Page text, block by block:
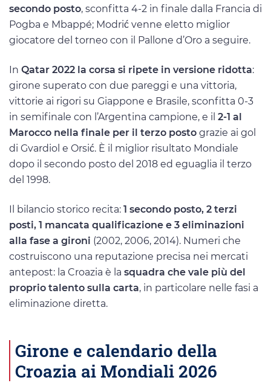
secondo posto, sconfitta 4-2 in finale dalla Francia di
Pogba e Mbappé; Modrić venne eletto miglior
giocatore del torneo con il Pallone d’Oro a seguire.
In Qatar 2022 la corsa si ripete in versione ridotta:
girone superato con due pareggi e una vittoria,
vittorie ai rigori su Giappone e Brasile, sconfitta 0-3
in semifinale con l’Argentina campione, e il 2-1 al
Marocco nella finale per il terzo posto grazie ai gol
di Gvardiol e Orsić. È il miglior risultato Mondiale
dopo il secondo posto del 2018 ed eguaglia il terzo
del 1998.
Il bilancio storico recita: 1 secondo posto, 2 terzi
posti, 1 mancata qualificazione e 3 eliminazioni
alla fase a gironi (2002, 2006, 2014). Numeri che
costruiscono una reputazione precisa nei mercati
antepost: la Croazia è la squadra che vale più del
proprio talento sulla carta, in particolare nelle fasi a
eliminazione diretta.
Girone e calendario della
Croazia ai Mondiali 2026